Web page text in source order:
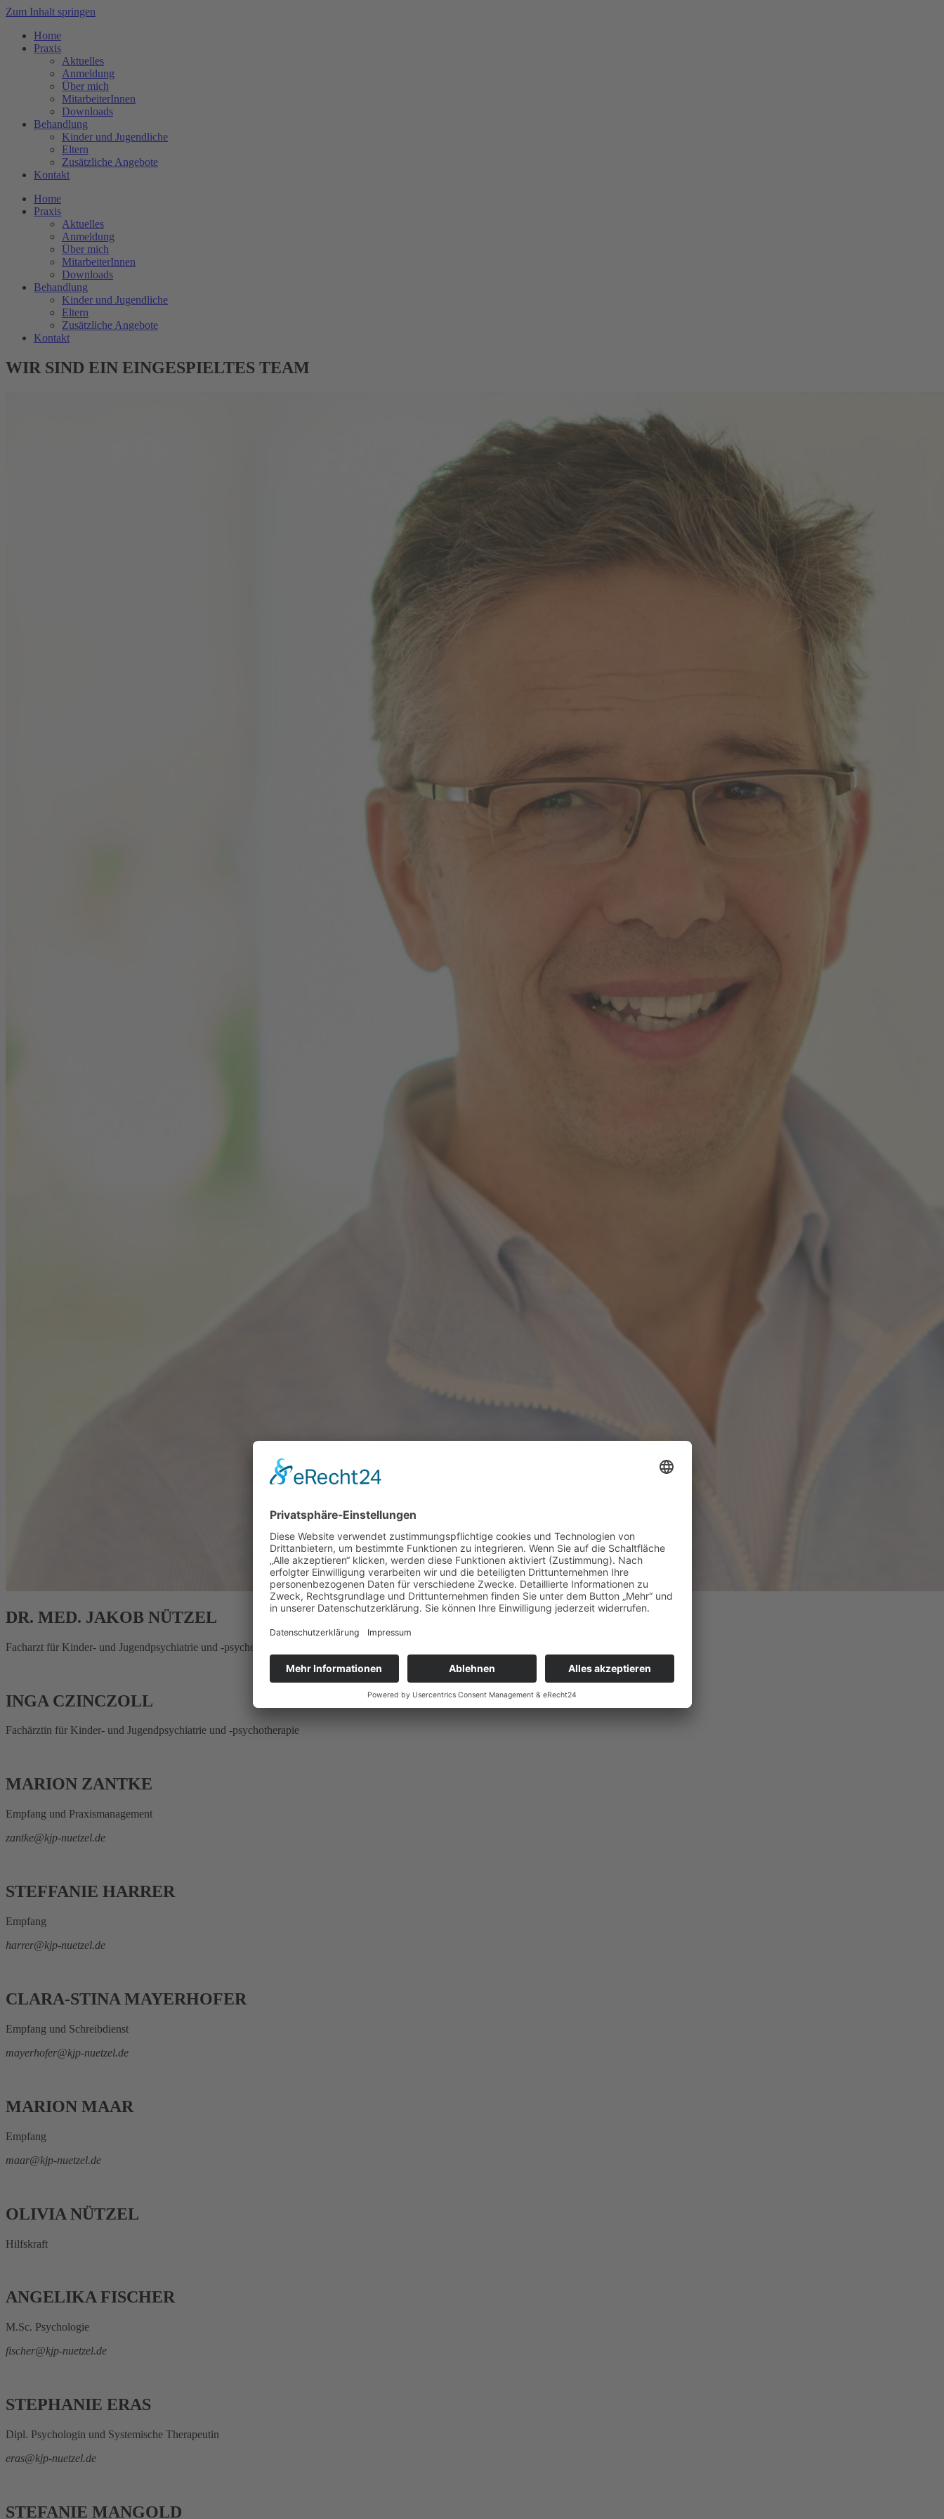
Zum Inhalt springen
Home
Praxis
Aktuelles
Anmeldung
Über mich
MitarbeiterInnen
Downloads
Behandlung
Kinder und Jugendliche
Eltern
Zusätzliche Angebote
Kontakt
Home
Praxis
Aktuelles
Anmeldung
Über mich
MitarbeiterInnen
Downloads
Behandlung
Kinder und Jugendliche
Eltern
Zusätzliche Angebote
Kontakt
WIR SIND EIN EINGESPIELTES TEAM
DR. MED. JAKOB NÜTZEL
Facharzt für Kinder- und Jugendpsychiatrie und -psychotherapie
INGA CZINCZOLL
Fachärztin für Kinder- und Jugendpsychiatrie und -psychotherapie
MARION ZANTKE
Empfang und Praxismanagement
zantke@kjp-nuetzel.de
STEFFANIE HARRER
Empfang
harrer@kjp-nuetzel.de
CLARA-STINA MAYERHOFER
Empfang und Schreibdienst
mayerhofer@kjp-nuetzel.de
MARION MAAR
Empfang
maar@kjp-nuetzel.de
OLIVIA NÜTZEL
Hilfskraft
ANGELIKA FISCHER
M.Sc. Psychologie
fischer@kjp-nuetzel.de
STEPHANIE ERAS
Dipl. Psychologin und Systemische Therapeutin
eras@kjp-nuetzel.de
STEFANIE MANGOLD